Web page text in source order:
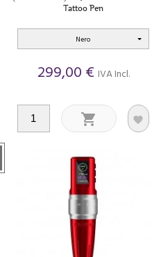
Tattoo Pen
Nero
299,00 € IVA Incl.
 